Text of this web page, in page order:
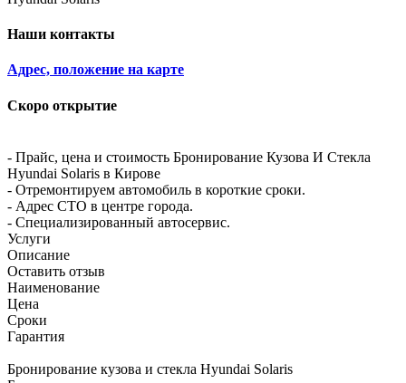
Наши контакты
Адрес, положение на карте
Скоро открытие
- Прайс, цена и стоимость Бронирование Кузова И Стекла
Hyundai Solaris в Кирове
- Отремонтируем автомобиль в короткие сроки.
- Адрес СТО в центре города.
- Специализированный автосервис.
Услуги
Описание
Оставить отзыв
Наименование
Цена
Сроки
Гарантия
Бронирование кузова и стекла Hyundai Solaris